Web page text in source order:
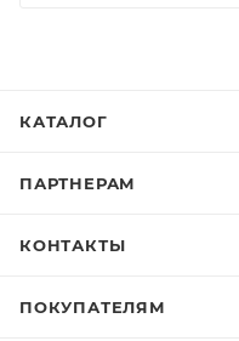
КАТАЛОГ
ПАРТНЕРАМ
КОНТАКТЫ
ПОКУПАТЕЛЯМ